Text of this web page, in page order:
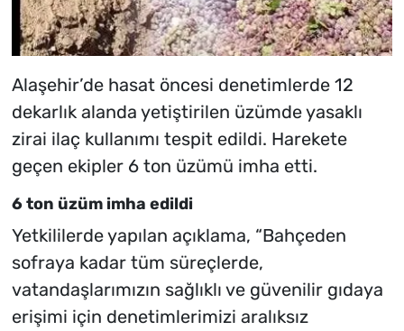
Alaşehir’de hasat öncesi denetimlerde 12
dekarlık alanda yetiştirilen üzümde yasaklı
zirai ilaç kullanımı tespit edildi. Harekete
geçen ekipler 6 ton üzümü imha etti.
6 ton üzüm imha edildi
Yetkililerde yapılan açıklama, “Bahçeden
sofraya kadar tüm süreçlerde,
vatandaşlarımızın sağlıklı ve güvenilir gıdaya
erişimi için denetimlerimizi aralıksız